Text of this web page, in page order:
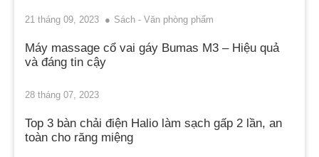
21 tháng 09, 2023 Sách - Văn phòng phẩm
Máy massage cổ vai gáy Bumas M3 – Hiệu quả
và đáng tin cậy
28 tháng 07, 2023
Top 3 bàn chải điện Halio làm sạch gấp 2 lần, an
toàn cho răng miệng